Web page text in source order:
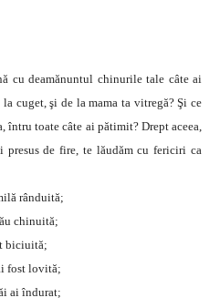
cu deamănuntul chinurile tale câte ai
cuget, şi de la mama ta vitregă? Şi ce
întru toate câte ai pătimit? Drept aceea,
presus de fire, te lăudăm cu fericiri ca
rânduită;
chinuită;
biciuită;
fost lovită;
ai îndurat;